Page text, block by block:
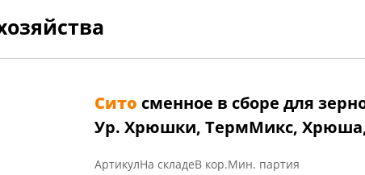
Сито сменное в сборе для
Ур. Хрюшки, ТермМикс,
АртикулНа складеВ кор.Мин. партия